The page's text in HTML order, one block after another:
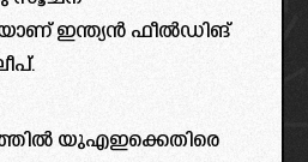
ഇന്ത്യൻ ഫീൽഡിങ്
യുഎഇക്കെതിരെ